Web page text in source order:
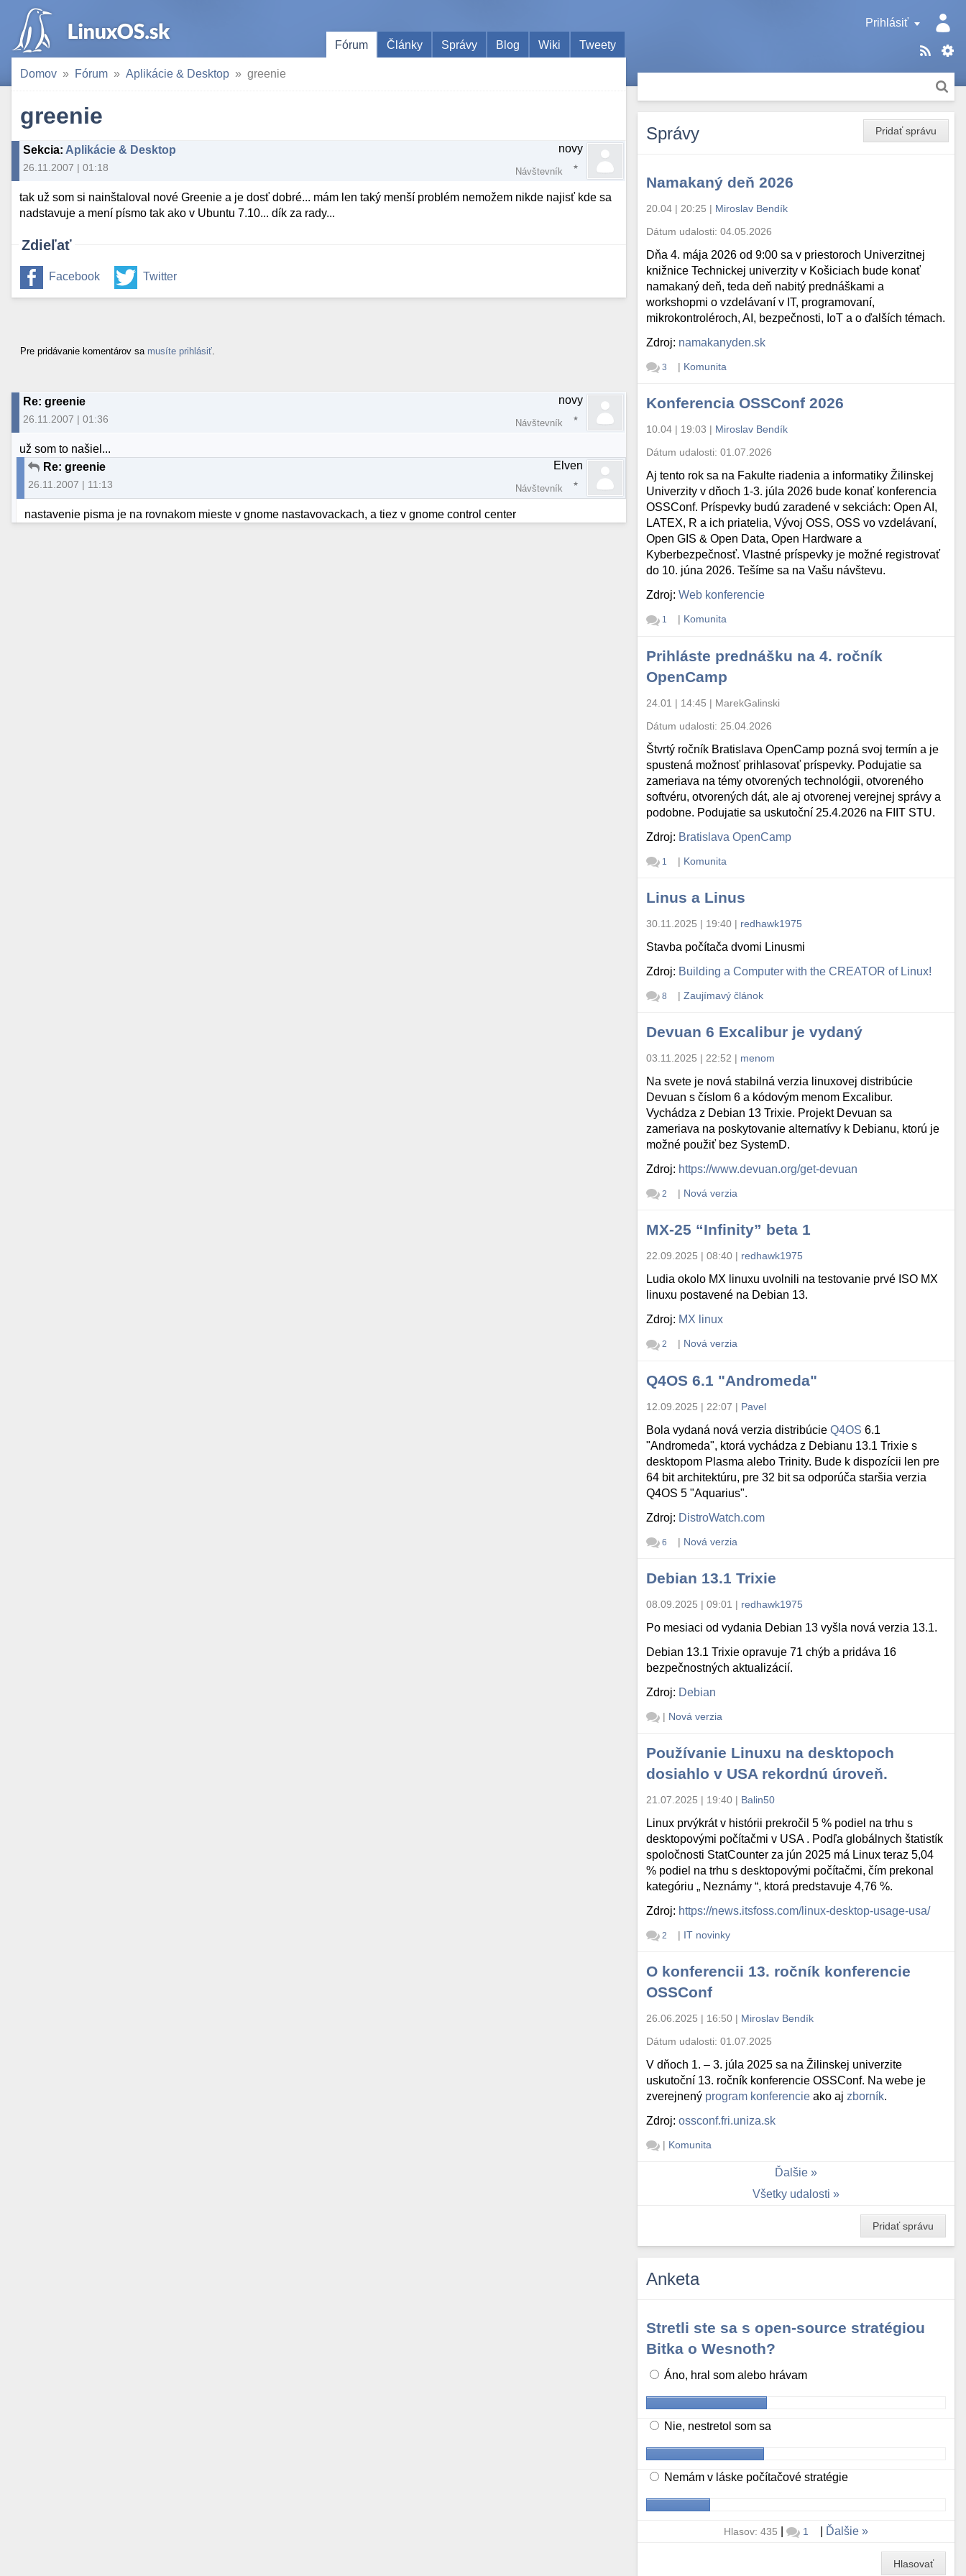
Prihlásiť
Fórum
Články Správy Blog Wiki Tweety
Domov Fórum Aplikácie & Desktop greenie
greenie
Sekcia: Aplikácie & Desktop
26.11.2007 | 01:18
novy
Návštevník
tak už som si nainštaloval nové Greenie a je dosť dobré... mám len taký menší problém nemožem nikde najisť kde sa
nadstavuje a mení písmo tak ako v Ubuntu 7.10... dík za rady...
Zdieľať
Facebook Twitter
Pre pridávanie komentárov sa musíte prihlásiť
Re: greenie
26.11.2007 | 01:36
novy
Návštevník
už som to našiel...
Re: greenie
26.11.2007 | 11:13
Elven
Návštevník
nastavenie pisma je na rovnakom mieste v gnome nastavovackach, a tiez v gnome control center
Pridať správu
Správy
Namakaný deň 2026
20.04 | 20:25 | Miroslav Bendík
Dátum udalosti:04.05.2026
Dňa 4. mája 2026 od 9:00 sa v priestoroch Univerzitnej
knižnice Technickej univerzity v Košiciach bude konať
namakaný deň, teda deň nabitý prednáškami a
workshopmi o vzdelávaní v IT, programovaní,
mikrokontroléroch, AI, bezpečnosti, IoT a o ďalších témach.
Zdroj: namakanyden.sk
3 | Komunita
Konferencia OSSConf 2026
10.04 | 19:03 | Miroslav Bendík
Dátum udalosti:01.07.2026
Aj tento rok sa na Fakulte riadenia a informatiky Žilinskej
Univerzity v dňoch 1-3. júla 2026 bude konať konferencia
OSSConf. Príspevky budú zaradené v sekciách: Open AI,
LATEX, R a ich priatelia, Vývoj OSS, OSS vo vzdelávaní,
Open GIS & Open Data, Open Hardware a
Kyberbezpečnosť. Vlastné príspevky je možné registrovať
do 10. júna 2026. Tešíme sa na Vašu návštevu.
Zdroj:Web konferencie
1 | Komunita
Prihláste prednášku na 4. ročník
OpenCamp
24.01 | 14:45 | MarekGalinski
Dátum udalosti: 25.04.2026
Štvrtý ročník Bratislava OpenCamp pozná svoj termín a je
spustená možnosť prihlasovať príspevky. Podujatie sa
zameriava na témy otvorených technológii, otvoreného
softvéru, otvorených dát, ale aj otvorenej verejnej správy a
podobne. Podujatie sa uskutoční 25.4.2026 na FIIT STU.
Zdroj: Bratislava OpenCamp
1 | Komunita
Linus a Linus
30.11.2025 | 19:40 | redhawk1975
Stavba počítača dvomi Linusmi
Zdroj: Building a Computer with the CREATOR of Linux!
8 | Zaujímavý článok
Devuan 6 Excalibur je vydaný
03.11.2025 | 22:52 | menom
Na svete je nová stabilná verzia linuxovej distribúcie
Devuan s číslom 6 a kódovým menom Excalibur.
Vychádza z Debian 13 Trixie. Projekt Devuan sa
zameriava na poskytovanie alternatívy k Debianu, ktorú je
možné použiť bez SystemD.
Zdroj: https://www.devuan.org/get-devuan
2 | Nová verzia
MX-25 “Infinity” beta 1
22.09.2025 | 08:40 | redhawk1975
Ludia okolo MX linuxu uvolnili na testovanie prvé ISO MX
linuxu postavené na Debian 13.
Zdroj: MX linux
2 | Nová verzia
Q4OS 6.1 "Andromeda"
12.09.2025 | 22:07 | Pavel
Bola vydaná nová verzia distribúcieQ4OS 6.1
"Andromeda", ktorá vychádza z Debianu 13.1 Trixie s
desktopom Plasma alebo Trinity. Bude k dispozícii len pre
64 bit architektúru, pre 32 bit sa odporúča staršia verzia
Q4OS 5 "Aquarius".
Zdroj: DistroWatch.com
6 | Nová verzia
Debian 13.1 Trixie
08.09.2025 | 09:01 | redhawk1975
Po mesiaci od vydania Debian 13 vyšla nová verzia 13.1.
Debian 13.1 Trixie opravuje 71 chýb a pridáva 16
bezpečnostných aktualizácií.
Zdroj: Debian
| Nová verzia
Používanie Linuxu na desktopoch
dosiahlo v USA rekordnú úroveň.
21.07.2025 | 19:40 | Balin50
Linux prvýkrát v histórii prekročil 5 % podiel na trhu s
desktopovými počítačmi v USA . Podľa globálnych štatistík
spoločnosti StatCounter za jún 2025 má Linux teraz 5,04
% podiel na trhu s desktopovými počítačmi, čím prekonal
kategóriu „ Neznámy “, ktorá predstavuje 4,76 %.
Zdroj: https://news.itsfoss.com/linux-desktop-usage-usa/
2 | IT novinky
O konferencii 13. ročník konferencie
OSSConf
26.06.2025 | 16:50 | Miroslav Bendík
Dátum udalosti:01.07.2025
V dňoch 1. – 3. júla 2025 sa na Žilinskej univerzite
uskutoční 13. ročník konferencie OSSConf. Na webe je
zverejnený program konferencie ako aj zborník.
Zdroj:ossconf.fri.uniza.sk
| Komunita
Ďalšie
Všetky udalosti
Pridať správu
Anketa
Stretli ste sa s open-source stratégiou
Bitka o Wesnoth?
Áno, hral som alebo hrávam
Nie, nestretol som sa
Nemám v láske počítačové stratégie
Hlasov: 435 | 1 Ďalšie
Hlasovať